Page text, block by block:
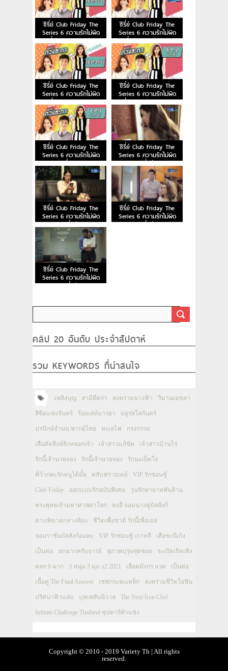
ซีรี่ย์ Club Friday The
Series 6 ความรักไม่ผิด
ผิดที่ ดวงชะตา 30 พ.ค.
58 ตอน 5
ซีรี่ย์ Club Friday The
Series 6 ความรักไม่ผิด
ผิดที่ ดวงชะตา 23 พ.ค.
58 ตอน 4
ซีรี่ย์ Club Friday The
Series 6 ความรักไม่ผิด
ผิดที่ ดวงชะตา 16 พ.ค.
58 ตอน 3
ซีรี่ย์ Club Friday The
Series 6 ความรักไม่ผิด
ผิดที่ ดวงชะตา 9 พ.ค. 58
ตอน 2
ซีรี่ย์ Club Friday The
Series 6 ความรักไม่ผิด
ตอน ผิดที่ ดวงชะตา 2
พ.ค. 58 ตอนแรก
ซีรี่ย์ Club Friday The
Series 6 ความรักไม่ผิด
ตอน ผิดที่…รักคนผิด
[EP.4/4]
ซีรี่ย์ Club Friday The
Series 6 ความรักไม่ผิด
ตอน ผิดที่…รักคนผิด
[EP.3/4]
ซีรี่ย์ Club Friday The
Series 6 ความรักไม่ผิด
ตอน ผิดที่…รักคนผิด
ซีรี่ย์ Club Friday The
Series 6 ความรักไม่ผิด
ตอน ผิดที่…รักคนผิด
คลิป 20 อันดับ ประจำสัปดาห์
รวม KEYWORDS ที่น่าสนใจ
เพลิงบุญ สามีตีตรา สงครามนางฟ้า วิมานเมขลา
ลิขิตแห่งจันทร์ ร้อยเล่ห์มารยา มธุรสโลกันตร์
ปรปักษ์จำนน พากย์ไทย ทะเลไฟ กรงกรรม
เสือตัดสิงห์ลิงหลอกเจ้า เจ้าสาวแก้ขัด เจ้าสาวบ้านไร่
รักนี้เจ้านายจอง รักนี้เจ้านายจอง รักนะเป็ดโง่
พี่ว้ากคะรักหนูได้มั้ย คลับฟรายเดย์ VIP รักซ่อนชู้
Club Friday ออกแบบรักฉบับพิเศษ วุ่นรักทายาทพันล้าน
พระพุทธเจ้ามหาศาสดาโลก ทงอี จอมนางคู่บัลลังก์
ดาบพิฆาตกลางหิมะ ชีวิตเพื่อชาติ รักนี้เพื่อเธอ
จอมราชันบัลลังก์อมตะ VIP รักซ่อนชู้ เกาหลี เสือชะนีเก้ง
เป็นต่อ หกฉากครับจารย์ สุภาพบุรุษสุดซอย ระเบิดเถิดเทิง
ตลก 6 ฉาก 3 หนุ่ม 3 มุม x2 2021 เลือดมังกร แรด เป็นต่อ
เนื้อคู่ The Final Answer เชฟกระทะเหล็ก สงครามชีวิตโอชิน
ปริศนาฟ้าแลบ บุพเพสันนิวาส The Next Iron Chef
Infinite Challenge Thailand ซุปตาร์ท้าแข่ง
Copyright © 2010 - 2019 Variety Th | All rights
reserved.